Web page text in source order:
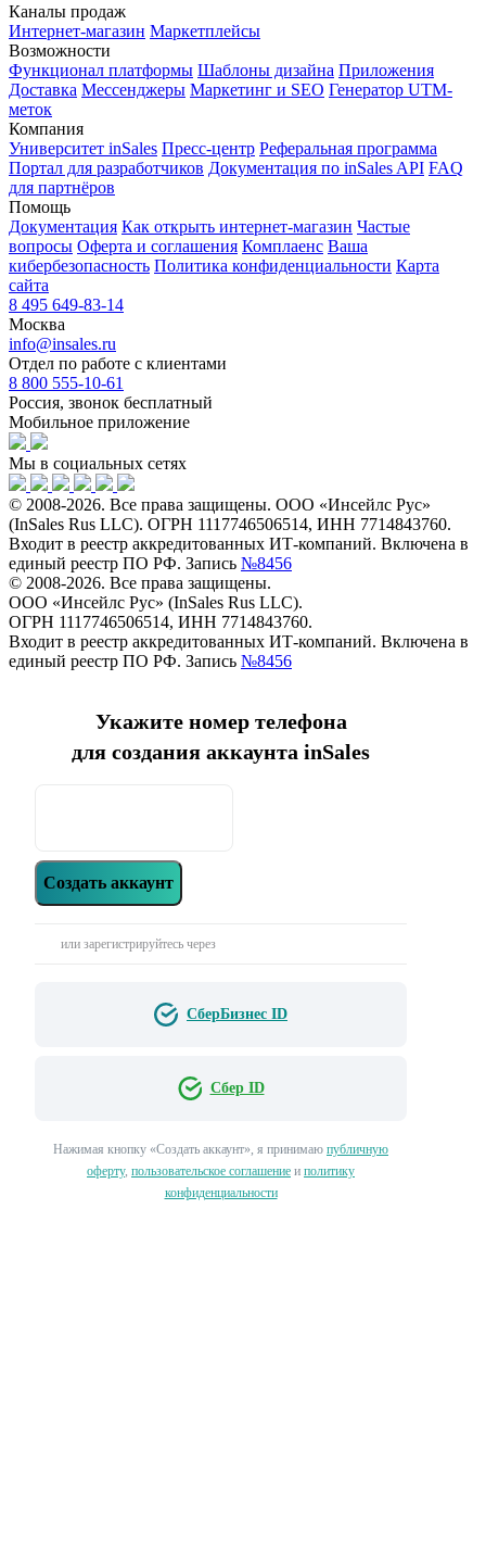
Каналы продаж
Интернет-магазин Маркетплейсы
Возможности
Функционал платформы Шаблоны дизайна Приложения
Доставка Мессенджеры Маркетинг и SEO Генератор UTM-
меток
Компания
Университет inSales Пресс-центр Реферальная программа
Портал для разработчиков Документация по inSales API FAQ
для партнёров
Помощь
Документация Как открыть интернет-магазин Частые
вопросы Оферта и соглашения Комплаенс Ваша
кибербезопасность Политика конфиденциальности Карта
сайта
8 495 649-83-14
Москва
info@insales.ru
Отдел по работе с клиентами
8 800 555-10-61
Россия, звонок бесплатный
Мобильное приложение
Мы в социальных сетях
© 2008-2026. Все права защищены. ООО «Инсейлс Рус»
(InSales Rus LLC). ОГРН 1117746506514, ИНН 7714843760.
Входит в реестр аккредитованных ИТ-компаний. Включена в
единый реестр ПО РФ. Запись №8456
© 2008-2026. Все права защищены.
ООО «Инсейлс Рус» (InSales Rus LLC).
ОГРН 1117746506514, ИНН 7714843760.
Входит в реестр аккредитованных ИТ-компаний. Включена в
единый реестр ПО РФ. Запись №8456
Укажите номер телефона
для создания аккаунта inSales
Создать аккаунт
или зарегистрируйтесь через
СберБизнес ID
Сбер ID
Нажимая кнопку «‎Создать аккаунт»‎, я принимаю публичную
оферту, пользовательское соглашение и политику
конфиденциальности